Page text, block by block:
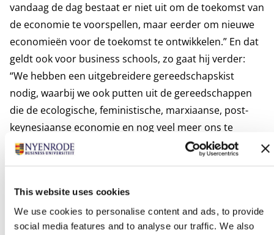
This website uses cookies
We use cookies to personalise content and ads, to provide
social media features and to analyse our traffic. We also
vandaag de dag bestaat er niet uit om de toekomst van
de economie te voorspellen, maar eerder om nieuwe
economieën voor de toekomst te ontwikkelen.” En dat
geldt ook voor business schools, zo gaat hij verder:
“We hebben een uitgebreidere gereedschapskist
nodig, waarbij we ook putten uit de gereedschappen
die de ecologische, feministische, marxiaanse, post-
keynesiaanse economie en nog veel meer ons te
bieden hebben. Het sleutelwoord hier is pluralisme; we
klaar te stomen voor complexe uitdagingen op het
gebied van duurzaamheid.”
Transitie naar een economie zonder groei